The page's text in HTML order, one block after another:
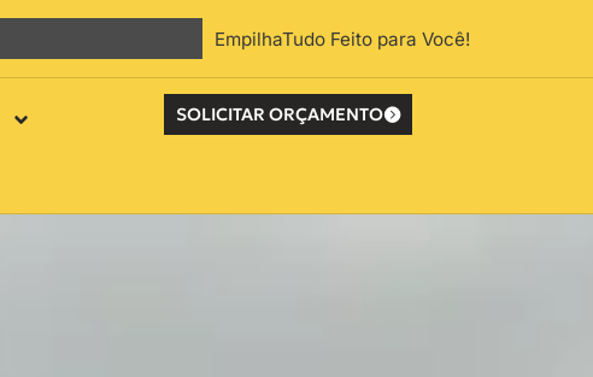
EmpilhaTudo Feito para Você!
SOLICITAR ORÇAMENTO